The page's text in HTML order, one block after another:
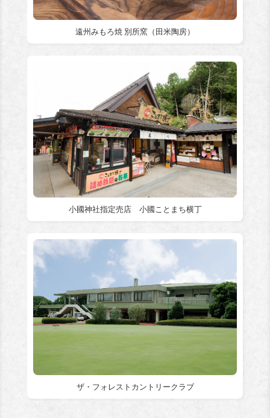
遠州みもろ焼 別所窯（田米陶房）
小國神社指定売店 小國ことまち横丁
ザ・フォレストカントリークラブ